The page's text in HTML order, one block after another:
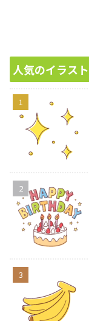
人気のイラスト